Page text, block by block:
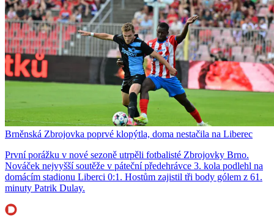
Brněnská Zbrojovka poprvé klopýtla, doma nestačila na Liberec
První porážku v nové sezoně utrpěli fotbalisté Zbrojovky Brno.
Nováček nejvyšší soutěže v páteční předehrávce 3. kola podlehl na
domácím stadionu Liberci 0:1. Hostům zajistil tři body gólem z 61.
minuty Patrik Dulay.